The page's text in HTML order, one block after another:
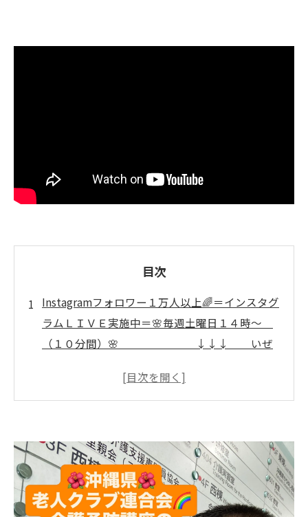
目次
Instagramフォロワー１万人以上🌈＝インスタグ
ラムＬＩＶＥ実施中＝🌸毎週土曜日１４時～
（１０分間）🌸 ↓↓↓ いぜ
専門家が訪問する介護予防体操の魅力発見
専門家による安心指導が選ばれる理由
柔道整復師の経験が活きる体操体験
沖縄で信頼される介護予防体操の強み